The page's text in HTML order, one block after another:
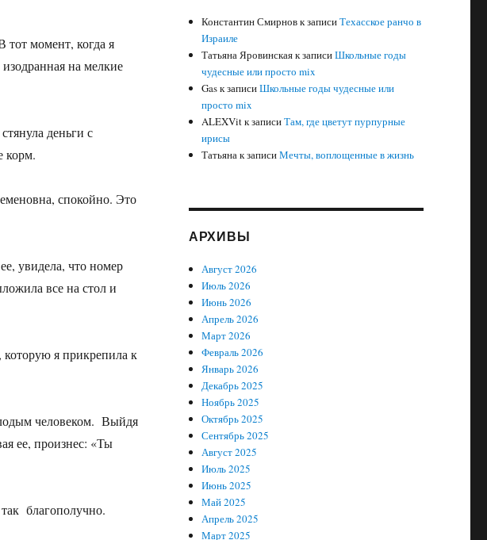
момент, когда я
на мелкие
деньги с
корм.
спокойно. Это
увидела, что номер
все на стол и
я прикрепила к
человеком. Выйдя
ее, произнес: «Ты
благополучно.
Константин Смирновк записиТехасское ранчо в
Израиле
Татьяна Яровинскаяк записиШкольные годы
чудесные или просто mix
Gasк записиШкольные годы чудесные или
просто mix
ALEXVitк записиТам, где цветут пурпурные
ирисы
Татьянак записиМечты, воплощенные в жизнь
АРХИВЫ
Август 2026
Июль 2026
Июнь 2026
Апрель 2026
Март 2026
Февраль 2026
Январь 2026
Декабрь 2025
Ноябрь 2025
Октябрь 2025
Сентябрь 2025
Август 2025
Июль 2025
Июнь 2025
Май 2025
Апрель 2025
Март 2025